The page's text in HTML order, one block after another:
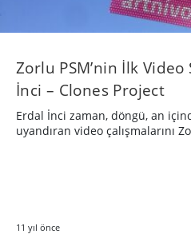
Zorlu PSM’nin İlk Video
İnci – Clones Project
Erdal İnci zaman, döngü, an
uyandıran video çalışmalarını
11 yıl önce